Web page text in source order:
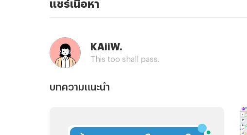
KAiiW.
This too shall pass.
บทความแนะนำ